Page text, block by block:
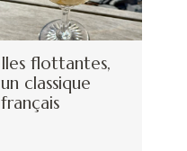
Iles flottantes,
un classique
français